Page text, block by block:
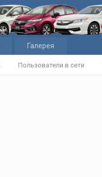
Пользователи в сети
Галерея